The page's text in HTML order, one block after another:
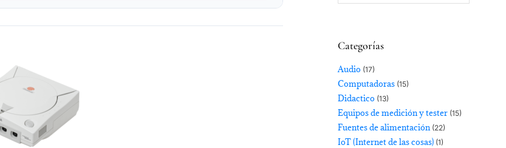
Categorías
Audio (17)
Computadoras (15)
Didactico (13)
Equipos de medición y tester (15)
Fuentes de alimentación(22)
IoT (Internet de las cosas) (1)